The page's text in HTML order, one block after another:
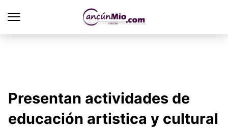
Presentan actividades de
educación artistica y cultural